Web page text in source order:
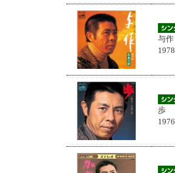
与作
歩